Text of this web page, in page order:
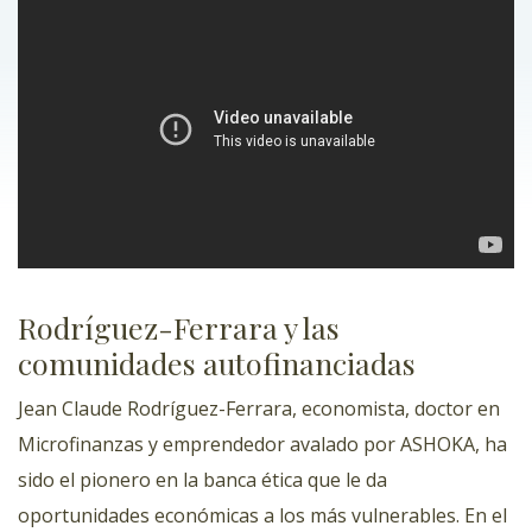
Rodríguez-Ferrara y las
comunidades autofinanciadas
Jean Claude Rodríguez-Ferrara, economista, doctor en
Microfinanzas y emprendedor avalado por ASHOKA, ha
sido el pionero en la banca ética que le da
oportunidades económicas a los más vulnerables. En el